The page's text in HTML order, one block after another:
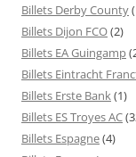
Billets Derby County
Billets Dijon FCO(2)
Billets EA Guingamp
Billets Eintracht
Billets Erste Bank(1)
Billets ES Troyes AC
Billets Espagne(4)